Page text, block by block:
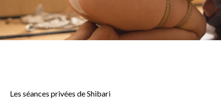
Les séances privées de Shibari